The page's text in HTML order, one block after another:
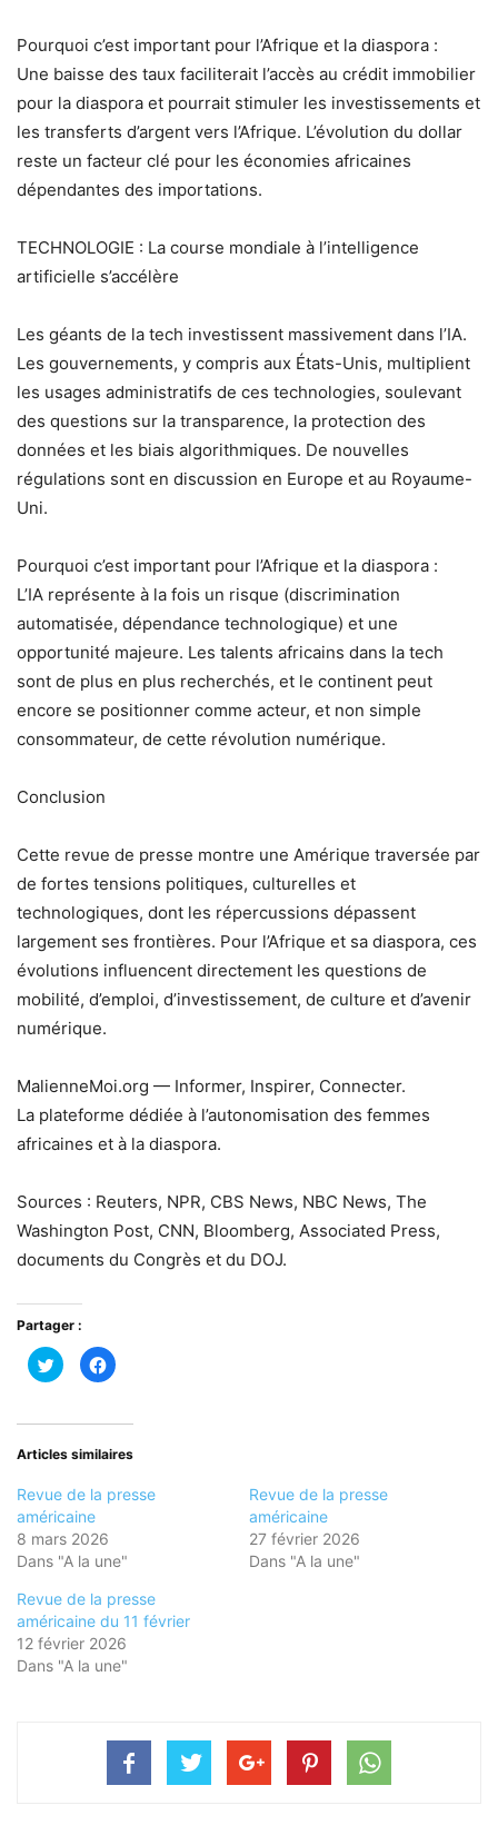
Pourquoi c’est important pour l’Afrique et la diaspora :
Une baisse des taux faciliterait l’accès au crédit immobilier
pour la diaspora et pourrait stimuler les investissements et
les transferts d’argent vers l’Afrique. L’évolution du dollar
reste un facteur clé pour les économies africaines
dépendantes des importations.
TECHNOLOGIE : La course mondiale à l’intelligence
artificielle s’accélère
Les géants de la tech investissent massivement dans l’IA.
Les gouvernements, y compris aux États-Unis, multiplient
les usages administratifs de ces technologies, soulevant
des questions sur la transparence, la protection des
données et les biais algorithmiques. De nouvelles
régulations sont en discussion en Europe et au Royaume-
Uni.
Pourquoi c’est important pour l’Afrique et la diaspora :
L’IA représente à la fois un risque (discrimination
automatisée, dépendance technologique) et une
opportunité majeure. Les talents africains dans la tech
sont de plus en plus recherchés, et le continent peut
encore se positionner comme acteur, et non simple
consommateur, de cette révolution numérique.
Conclusion
Cette revue de presse montre une Amérique traversée par
de fortes tensions politiques, culturelles et
technologiques, dont les répercussions dépassent
largement ses frontières. Pour l’Afrique et sa diaspora, ces
évolutions influencent directement les questions de
mobilité, d’emploi, d’investissement, de culture et d’avenir
numérique.
MalienneMoi.org — Informer, Inspirer, Connecter.
La plateforme dédiée à l’autonomisation des femmes
africaines et à la diaspora.
Sources : Reuters, NPR, CBS News, NBC News, The
Washington Post, CNN, Bloomberg, Associated Press,
documents du Congrès et du DOJ.
Partager :
Cliquez
pour
partager
dans
nouvelle
Cliquez
pour
dans
nouvelle
Articles similaires
Revue de la presse
américaine
8 mars 2026
Dans "A la une"
Revue de la presse
américaine
27 février 2026
Dans "A la une"
Revue de la presse
américaine du 11 février
12 février 2026
Dans "A la une"